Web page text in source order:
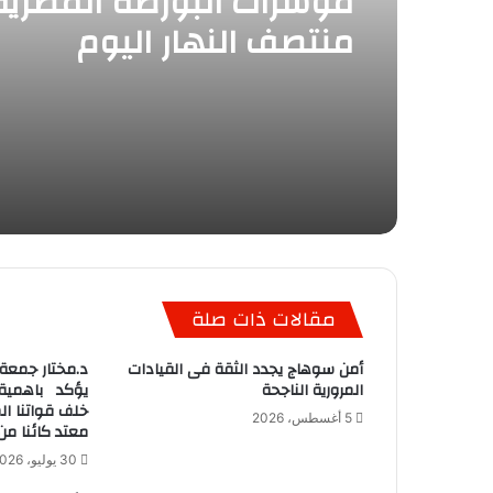
منتصف النهار اليوم
مقالات ذات صلة
أمن سوهاج يجدد الثقة فى القيادات
المرورية الناجحة
5 أغسطس، 2026
د.مختار
يؤكد
خلف قواتنا
معتد كائنا
30 يوليو، 2026